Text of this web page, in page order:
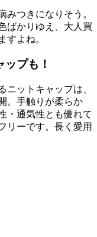
みつきになりそう。
ばかりゆえ、大人買
すよね。
プも！
ニットキャップは、
。手触りが柔らか
・通気性とも優れて
リーです。長く愛用